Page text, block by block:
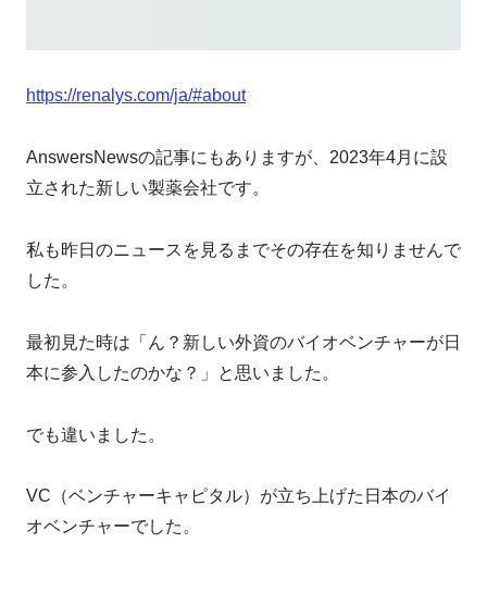
https://renalys.com/ja/#about
AnswersNewsの記事にもありますが、2023年4月に設
立された新しい製薬会社です。
私も昨日のニュースを見るまでその存在を知りませんで
した。
最初見た時は「ん？新しい外資のバイオベンチャーが日
本に参入したのかな？」と思いました。
でも違いました。
VC（ベンチャーキャピタル）が立ち上げた日本のバイ
オベンチャーでした。